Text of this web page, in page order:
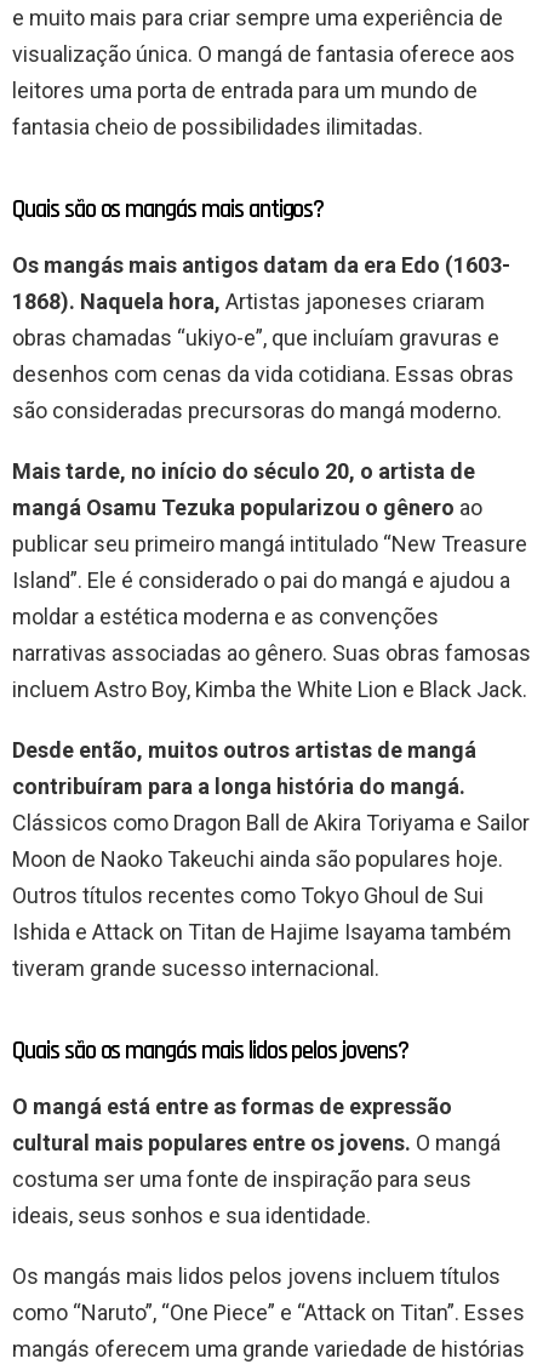
e muito mais para criar sempre uma experiência de
visualização única. O mangá de fantasia oferece aos
leitores uma porta de entrada para um mundo de
fantasia cheio de possibilidades ilimitadas.
Quais são os mangás mais antigos?
Os mangás mais antigos datam da era Edo (1603-
1868). Naquela hora, Artistas japoneses criaram
obras chamadas “ukiyo-e”, que incluíam gravuras e
desenhos com cenas da vida cotidiana. Essas obras
são consideradas precursoras do mangá moderno.
Mais tarde, no início do século 20, o artista de
mangá Osamu Tezuka popularizou o gênero ao
publicar seu primeiro mangá intitulado “New Treasure
Island”. Ele é considerado o pai do mangá e ajudou a
moldar a estética moderna e as convenções
narrativas associadas ao gênero. Suas obras famosas
incluem Astro Boy, Kimba the White Lion e Black Jack.
Desde então, muitos outros artistas de mangá
contribuíram para a longa história do mangá.
Clássicos como Dragon Ball de Akira Toriyama e Sailor
Moon de Naoko Takeuchi ainda são populares hoje.
Outros títulos recentes como Tokyo Ghoul de Sui
Ishida e Attack on Titan de Hajime Isayama também
tiveram grande sucesso internacional.
Quais são os mangás mais lidos pelos jovens?
O mangá está entre as formas de expressão
cultural mais populares entre os jovens. O mangá
costuma ser uma fonte de inspiração para seus
ideais, seus sonhos e sua identidade.
Os mangás mais lidos pelos jovens incluem títulos
como “Naruto”, “One Piece” e “Attack on Titan”. Esses
mangás oferecem uma grande variedade de histórias